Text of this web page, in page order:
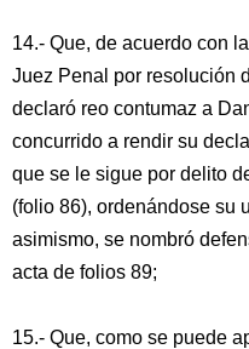
14.- Que, de acuerdo con
Juez Penal por resolución
declaró reo contumaz a
concurrido a rendir su
que se le sigue por delito
(folio 86), ordenándose su
asimismo, se nombró
acta de folios 89;
15.- Que, como se puede